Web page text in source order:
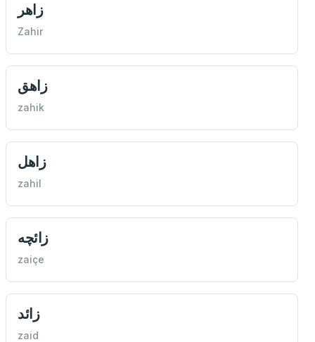
زاهر
Zahir
زاهق
zahik
زاهل
zahil
زائچه
zaiçe
زائد
zaid